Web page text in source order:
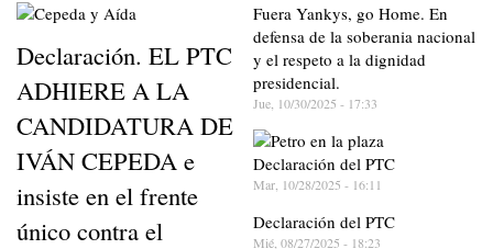
Declaración. EL PTC
ADHIERE A LA
CANDIDATURA DE
IVÁN CEPEDA e
insiste en el frente
único contra el
Fuera Yankys, go Home. En
defensa de la soberania nacional
y el respeto a la dignidad
presidencial.
Jue, 10/30/2025 - 17:33
Declaración del PTC
Mar, 10/28/2025 - 16:11
Declaración del PTC
Mié, 08/27/2025 - 18:23